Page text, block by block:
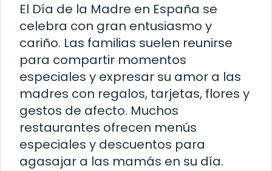
El Día de la Madre en España se
celebra con gran entusiasmo y
cariño. Las familias suelen reunirse
para compartir momentos
especiales y expresar su amor a las
madres con regalos, tarjetas, flores y
gestos de afecto. Muchos
restaurantes ofrecen menús
especiales y descuentos para
agasajar a las mamás en su día.